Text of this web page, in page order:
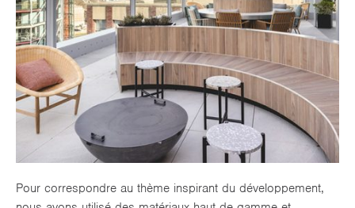
Pour correspondre au thème inspirant du développement,